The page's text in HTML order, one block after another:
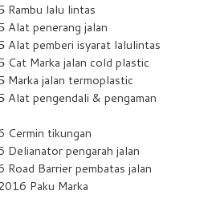
lalu lintas
penerang jalan
pemberi isyarat lalulintas
Marka jalan cold plastic
jalan termoplastic
pengendali & pengaman
tikungan
pengarah jalan
Barrier pembatas jalan
Paku Marka